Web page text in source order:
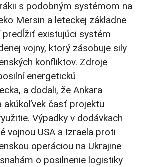
s podobným systémom na
Mersin a leteckej základne
predĺžiť existujúci systém
vojny, ktorý zásobuje sily
konfliktov. Zdroje
energetickú
a dodali, že Ankara
akúkoľvek časť projektu
Výpadky v dodávkach
vojnou USA a Izraela proti
operáciou na Ukrajine
o posilnenie logistiky